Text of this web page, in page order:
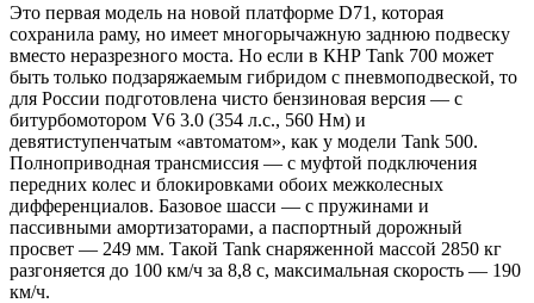
Это первая модель на новой платформе D71, которая
сохранила раму, но имеет многорычажную заднюю подвеску
вместо неразрезного моста. Но если в КНР Tank 700 может
быть только подзаряжаемым гибридом с пневмоподвеской, то
для России подготовлена чисто бензиновая версия — с
битурбомотором V6 3.0 (354 л.с., 560 Нм) и
девятиступенчатым «автоматом», как у модели Tank 500.
Полноприводная трансмиссия — c муфтой подключения
передних колес и блокировками обоих межколесных
дифференциалов. Базовое шасси — с пружинами и
пассивными амортизаторами, а паспортный дорожный
просвет — 249 мм. Такой Tank снаряженной массой 2850 кг
разгоняется до 100 км/ч за 8,8 с, максимальная скорость — 190
км/ч.